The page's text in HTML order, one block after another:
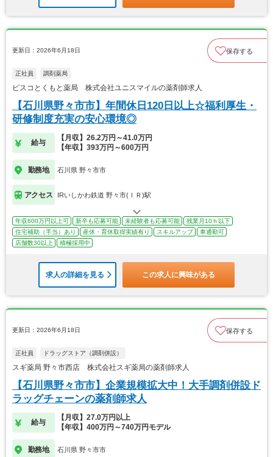
更新日：2026年6月18日 保存する
正社員 調剤薬局
ピスコとくもと薬局 株式会社ユニスマイルの薬剤師求人
【石川県野々市市】年間休日120日以上☆福利厚生・
研修制度充実の安心環境◎
給与
【月収】26.2万円～41.0万円
【年収】393万円～600万円
勤務地 石川県 野々市市
アクセス IRいしかわ鉄道 野々市(ＩＲ)駅
年収600万円以上可 新卒も応募可能 未経験者も応募可能
残業月10ｈ以下
住宅補助（手当）あり
産休・育休取得実績有り スキルアップ
車通勤可
店舗数30以上
積極採用中
求人の詳細を見る この求人に興味がある
更新日：2026年6月18日 保存する
正社員 ドラッグストア（調剤併設）
スギ薬局 野々市西店 株式会社スギ薬局の薬剤師求人
【石川県野々市市】企業規模拡大中！大手調剤併設ド
ラッグチェーンの薬剤師求人
給与
【月収】27.0万円以上
【年収】400万円～740万円モデル
勤務地 石川県 野々市市